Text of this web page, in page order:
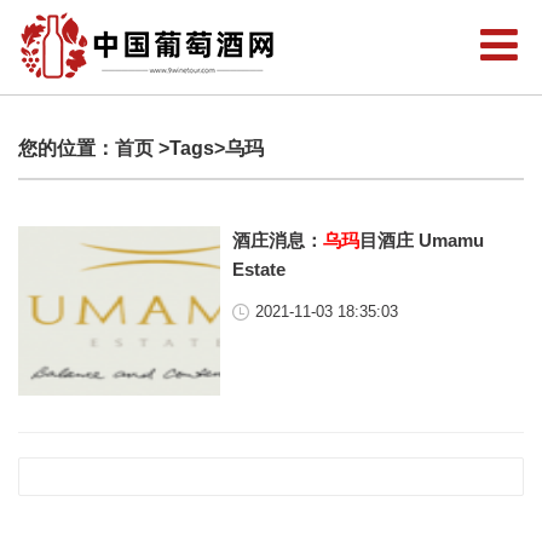
您的位置： 首页 >Tags>乌玛
酒庄消息：乌玛目酒庄 Umamu
Estate
2021-11-03 18:35:03